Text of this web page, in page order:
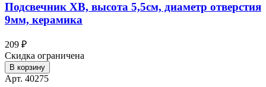
Подсвечник ХВ, высота 5,5см, диаметр отверстия
9мм, керамика
209 ₽
Скидка ограничена
В корзину
Арт. 40275